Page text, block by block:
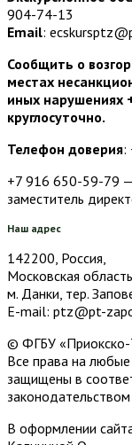
904-74-13
Email:
Сообщить о
местах
иных нарушениях
круглосуточно.
Телефон доверия:
+7 916 650-59-79 —
заместитель
Наш адрес
142200, Россия,
Московская
м. Данки, тер.
E-mail: ptz@pt-
© ФГБУ «Приокско-
Все права на
защищены в
В оформлении